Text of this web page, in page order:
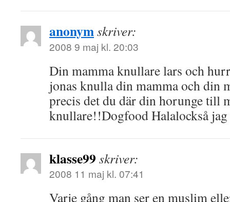
anonymskriver:
2008 9 maj kl. 20:03
Din mamma knullare lars och
jonas knulla din mamma och din
precis det du där din horunge till
knullare!!Dogfood Halalockså
klasse99 skriver:
2008 11 maj kl. 07:41
Varje gång man ser en muslim